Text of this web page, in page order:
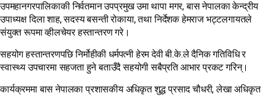
उपमहानगरपालिकाकी निर्वतमान उपप्रमुख उमा थापा मगर, बास नेपालका केन्द्रीय
उपाध्यक्ष दिला शाह, सदस्य बसन्ती रोकाया, तथा निर्देशक हेमराज भट्टलगायतले
संयुक्त रूपमा व्हीलचेयर हस्तान्तरण गरे।
सहयोग हस्तान्तरणपछि निर्मोहीकी धर्मपत्नी हेरम देवी बी.के.ले दैनिक गतिविधि र
स्वास्थ्य उपचारमा सहजता हुने बताउँदै सहयोगी सबैप्रति आभार प्रकट गरिन्।
कार्यक्रममा बास नेपालका प्रशासकीय अधिकृत शुद्ध प्रसाद चौधरी, लेखा अधिकृत